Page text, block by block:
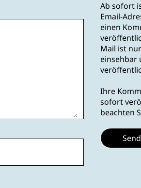
Ab sofort
Email-
einen
Mail ist
einsehbar
Ihre
sofort
beachten